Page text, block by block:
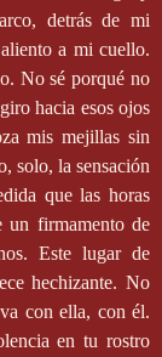
detrás de mi
a mi cuello.
No sé porqué no
hacia esos ojos
mis mejillas sin
solo, la sensación
que las horas
un firmamento de
Este lugar de
hechizante. No
con ella, con él.
en tu rostro